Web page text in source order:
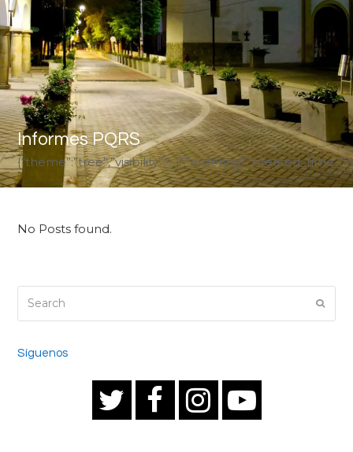
Informes PQRS
{“theme”:”tree”,”visibility”:”-
No Posts found.
Síguenos
Y